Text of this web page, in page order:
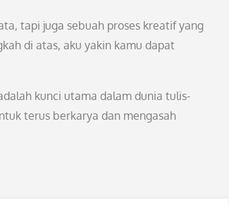
tapi juga sebuah proses kreatif yang
di atas, aku yakin kamu dapat
kunci utama dalam dunia tulis-
terus berkarya dan mengasah